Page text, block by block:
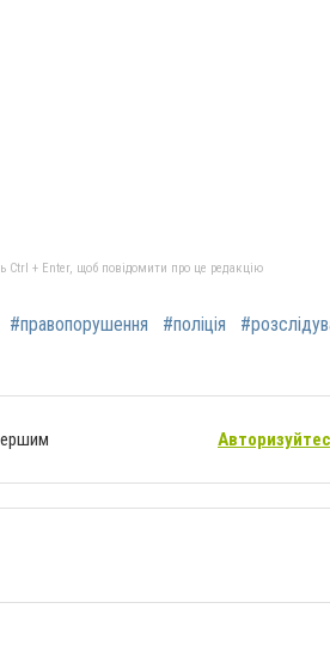
Ctrl + Enter, щоб повідомити про це редакцію
#правопорушення #поліція